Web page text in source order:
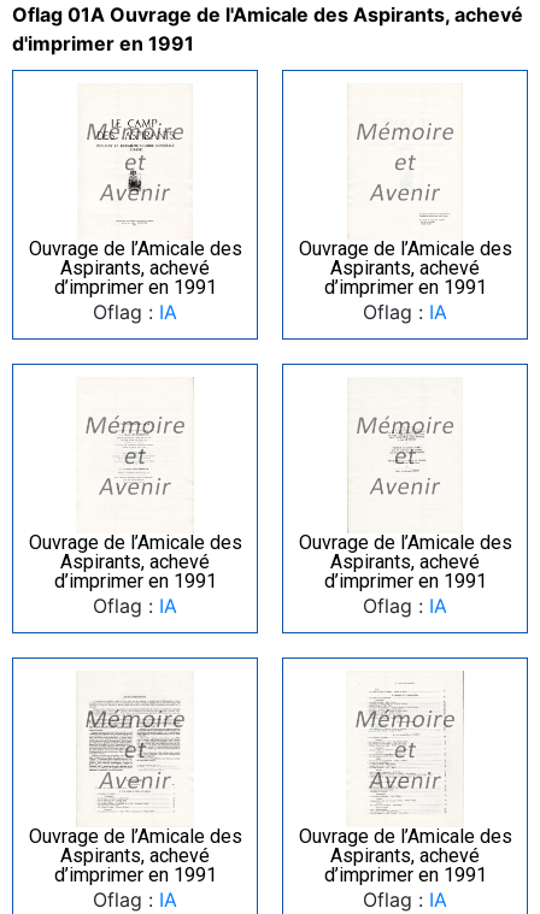
Oflag 01A Ouvrage de l'Amicale des Aspirants, achevé
d'imprimer en 1991
Ouvrage de l’Amicale des
Aspirants, achevé
d’imprimer en 1991
Oflag : IA
Ouvrage de l’Amicale des
Aspirants, achevé
d’imprimer en 1991
Oflag : IA
Ouvrage de l’Amicale des
Aspirants, achevé
d’imprimer en 1991
Oflag : IA
Ouvrage de l’Amicale des
Aspirants, achevé
d’imprimer en 1991
Oflag : IA
Ouvrage de l’Amicale des
Aspirants, achevé
d’imprimer en 1991
Oflag : IA
Ouvrage de l’Amicale des
Aspirants, achevé
d’imprimer en 1991
Oflag : IA